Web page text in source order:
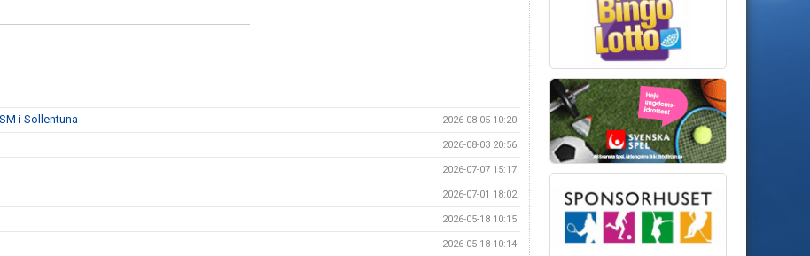
i Sollentuna 2026-08-05 10:20
2026-08-03 20:56
2026-07-07 15:17
2026-07-01 18:02
2026-05-18 10:15
2026-05-18 10:14